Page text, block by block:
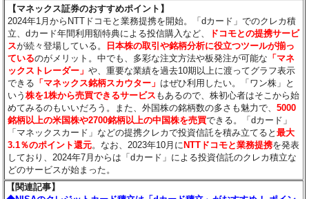
【マネックス証券のおすすめポイント】
2024年1月からNTTドコモと業務提携を開始。「dカード」でのクレカ積
立、dカード年間利用額特典による投信購入など、
ドコモとの提携サービ
スが続々登場している。
日本株の取引や銘柄分析に役立つツールが揃っ
ているのがメリット。中でも、多彩な注文方法や板発注が可能な 「マネ
ックストレーダー」や、重要な業績を過去10期以上に渡ってグラフ表示
できる 「マネックス銘柄スカウター」 はぜひ利用したい。「ワン株」と
いう株を1株から売買できるサービス もあるので、株初心者はそこから始
めてみるのもいいだろう。また、外国株の銘柄数の多さも魅力で、5000
銘柄以上の米国株や2700銘柄以上の中国株を売買できる。「dカード」
「マネックスカード」などの提携クレカで投資信託を積み立てると最大
3.1％のポイント還元。なお、2023年10月に NTTドコモと業務提携を発表
しており、2024年7月からは「dカード」による投資信託のクレカ積立な
どのサービスが始まった。
【関連記事】